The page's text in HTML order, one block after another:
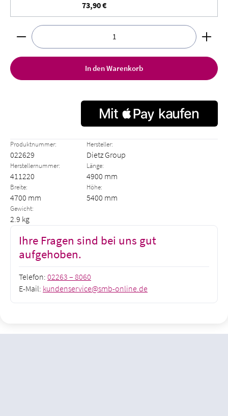
73,90 €
Produkt Anzahl: Gib den gewünschten Wert ein oder
In den Warenkorb
Produktnummer:
022629
Hersteller:
Dietz Group
Herstellernummer:
411220
Länge:
4900 mm
Breite:
4700 mm
Höhe:
5400 mm
Gewicht:
2.9 kg
Ihre Fragen sind bei uns gut
aufgehoben.
Telefon: 02263 – 8060
E-Mail: kundenservice@smb-online.de